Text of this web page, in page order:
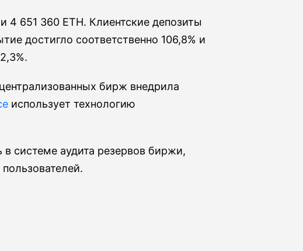
4 651 360 ETH. Клиентские депозиты
достигло соответственно 106,8% и
бирж внедрила
использует технологию
системе аудита резервов биржи,